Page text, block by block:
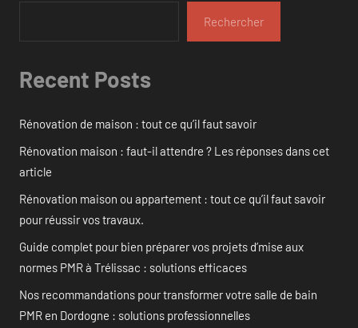
Rechercher
Recent Posts
Rénovation de maison : tout ce qu’il faut savoir
Rénovation maison : faut-il attendre ? Les réponses dans cet
article
Rénovation maison ou appartement : tout ce qu’il faut savoir
pour réussir vos travaux.
Guide complet pour bien préparer vos projets d’mise aux
normes PMR à Trélissac : solutions efficaces
Nos recommandations pour transformer votre salle de bain
PMR en Dordogne : solutions professionnelles